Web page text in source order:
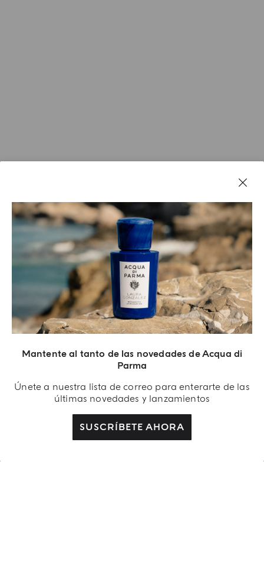
Mantente al tanto de las novedades de Acqua di
Parma
Únete a nuestra lista de correo para enterarte de las
últimas novedades y lanzamientos
SUSCRÍBETE AHORA
Recibe un regalo exclusivo con pedidos superiores a
180 €